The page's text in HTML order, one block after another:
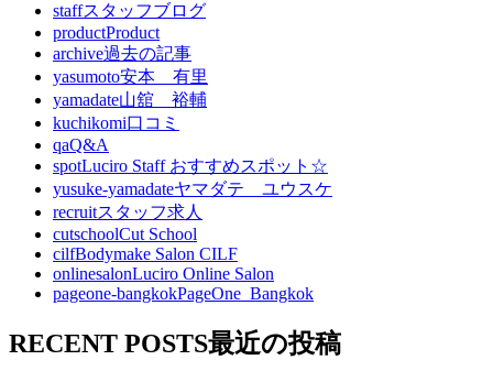
staffスタッフブログ
productProduct
archive過去の記事
yasumoto安本 有里
yamadate山舘 裕輔
kuchikomi口コミ
qaQ&A
spotLuciro Staff おすすめスポット☆
yusuke-yamadateヤマダテ ユウスケ
recruitスタッフ求人
cutschoolCut School
cilfBodymake Salon CILF
onlinesalonLuciro Online Salon
pageone-bangkokPageOne_Bangkok
RECENT POSTS最近の投稿